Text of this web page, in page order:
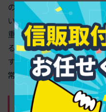
の特長は
透過処理が可能
いロゴやイラストカット、
重宝されます。さらに、
るため、画像を保存しても
す。写真やイラストなどを
常に適したファイル形式で
PNGの圧縮・保